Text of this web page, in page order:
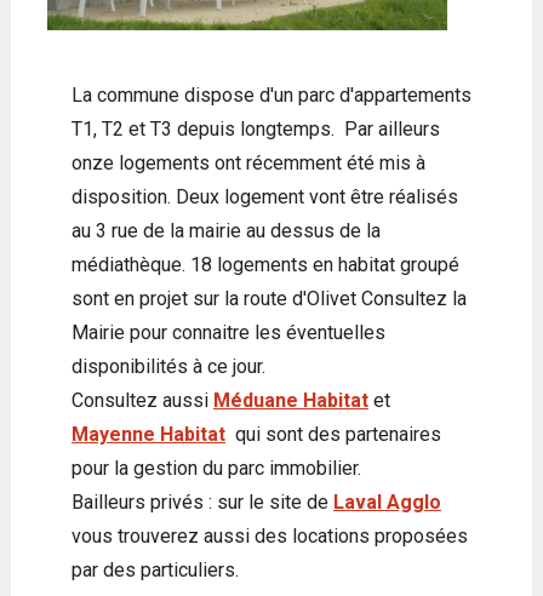
La commune dispose d'un parc d'appartements
T1, T2 et T3 depuis longtemps. Par ailleurs
onze logements ont récemment été mis à
disposition. Deux logement vont être réalisés
au 3 rue de la mairie au dessus de la
médiathèque. 18 logements en habitat groupé
sont en projet sur la route d'Olivet Consultez la
Mairie pour connaitre les éventuelles
disponibilités à ce jour.
Consultez aussi Méduane Habitatet
Mayenne Habitatqui sont des partenaires
pour la gestion du parc immobilier.
Bailleurs privés : sur le site de Laval Agglo
vous trouverez aussi des locations proposées
par des particuliers.